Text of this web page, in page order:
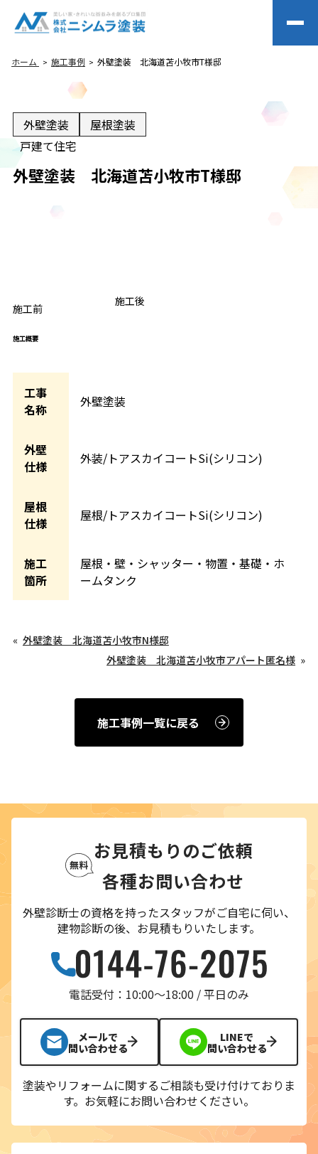
ホーム 施工事例 外壁塗装 北海道苫小牧市T様邸
外壁塗装
屋根塗装
戸建て住宅
外壁塗装 北海道苫小牧市T様邸
施工前
AFTER
施工後
施工概要
工事
名称
外壁塗装
外壁
仕様
外装/トアスカイコートSi(シリコン)
屋根
仕様
屋根/トアスカイコートSi(シリコン)
施工
箇所
屋根・壁・シャッター・物置・基礎・ホ
ームタンク
外壁塗装 北海道苫小牧市N様邸
外壁塗装 北海道苫小牧市アパート匿名様
施工事例一覧に戻る
お見積もりのご依頼
各種お問い合わせ
外壁診断士の資格を持ったスタッフがご自宅に伺い、
建物診断の後、お見積もりいたします。
電話受付：10:00〜18:00 / 平日のみ
メールで
問い合わせる
LINEで
問い合わせる
塗装やリフォームに関するご相談も受け付けておりま
す。 お気軽にお問い合わせください。